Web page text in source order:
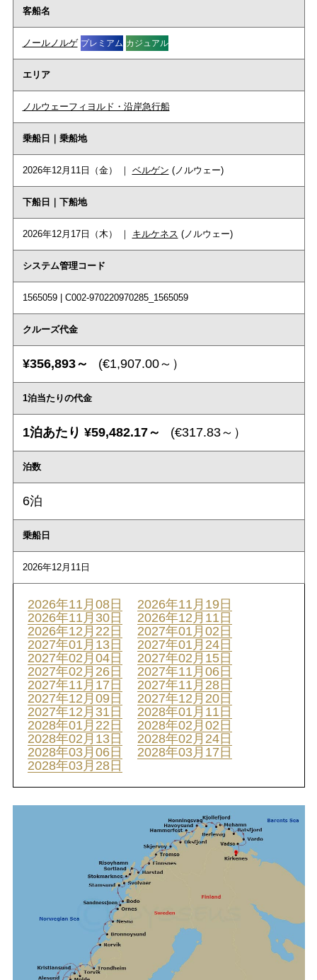
客船名
ノールノルゲ プレミアム カジュアル
エリア
ノルウェーフィヨルド・沿岸急行船
乗船日｜乗船地
2026年12月11日（金） ｜ ベルゲン (ノルウェー)
下船日｜下船地
2026年12月17日（木） ｜ キルケネス (ノルウェー)
システム管理コード
1565059 | C002-970220970285_1565059
クルーズ代金
¥356,893～ (€1,907.00～）
1泊当たりの代金
1泊あたり ¥59,482.17～ (€317.83～）
泊数
6泊
乗船日
2026年12月11日
2026年11月08日
2026年11月19日
2026年11月30日
2026年12月11日
2026年12月22日
2027年01月02日
2027年01月13日
2027年01月24日
2027年02月04日
2027年02月15日
2027年02月26日
2027年11月06日
2027年11月17日
2027年11月28日
2027年12月09日
2027年12月20日
2027年12月31日
2028年01月11日
2028年01月22日
2028年02月02日
2028年02月13日
2028年02月24日
2028年03月06日
2028年03月17日
2028年03月28日